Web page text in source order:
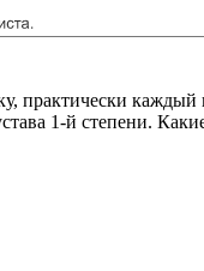
практически каждый
1-й степени.